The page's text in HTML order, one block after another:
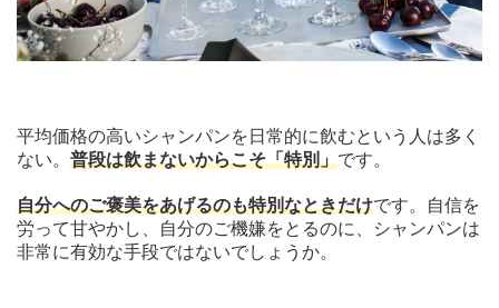
平均価格の高いシャンパンを日常的に飲むという人は多く
ない。 普段は飲まないからこそ「特別」です。
自分へのご褒美をあげるのも特別なときだけです。自信を
労って甘やかし、自分のご機嫌をとるのに、シャンパンは
非常に有効な手段ではないでしょうか。